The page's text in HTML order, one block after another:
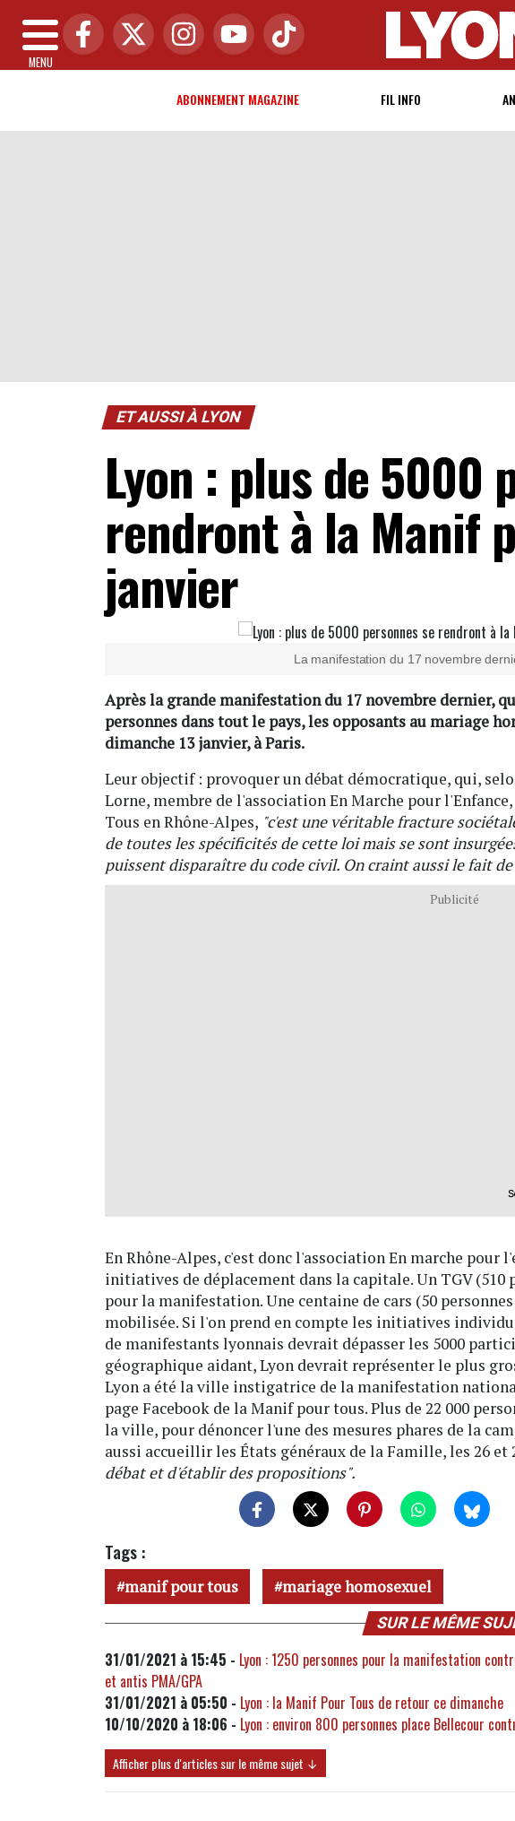
MENU
ABONNEMENT MAGAZINE FIL INFO
ET AUSSI À LYON
Lyon : plus de 5000
rendront à la Manif
janvier
La manifestation du 17 novembre
Après la grande manifestation du 17 novembre dernier,
personnes dans tout le pays, les opposants au mariage
dimanche 13 janvier, à Paris.
Leur objectif : provoquer un débat démocratique, qui,
Lorne, membre de l'association En Marche pour
Tous en Rhône-Alpes, "c'est une véritable fracture
de toutes les spécificités de cette loi mais se sont
puissent disparaître du code civil. On craint aussi le fait
Publicité
En Rhône-Alpes, c'est donc l'association En marche pour
initiatives de déplacement dans la capitale. Un TGV (510
pour la manifestation. Une centaine de cars (50
mobilisée. Si l'on prend en compte les initiatives
de manifestants lyonnais devrait dépasser les 5000
géographique aidant, Lyon devrait représenter le plus
Lyon a été la ville instigatrice de la manifestation
page Facebook de la Manif pour tous. Plus de 22 000
la ville, pour dénoncer l'une des mesures phares de la
aussi accueillir les États généraux de la Famille, les 26 et
débat et d'établir des propositions".
Tags :
manif pour tous mariage homosexuel
SUR LE MÊME
31/01/2021 à 15:45 - Lyon : 1250 personnes pour la manifestation
et antis PMA/GPA
31/01/2021 à 05:50 - Lyon : la Manif Pour Tous de retour ce dimanche
10/10/2020 à 18:06 - Lyon : environ 800 personnes place Bellecour
Afficher plus d'articles sur le même sujet ↓